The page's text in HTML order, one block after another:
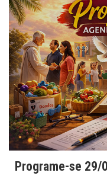
Programe-se 29/